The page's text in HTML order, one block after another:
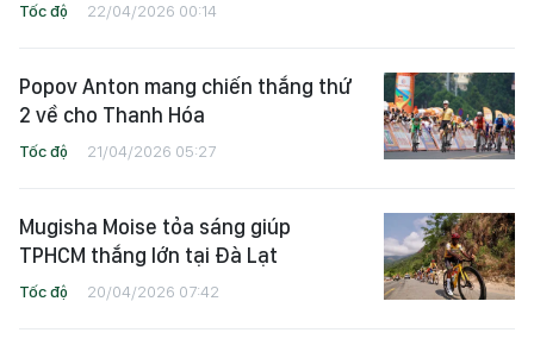
Tốc độ 22/04/2026 00:14
Popov Anton mang chiến thắng thứ
2 về cho Thanh Hóa
Tốc độ 21/04/2026 05:27
Mugisha Moise tỏa sáng giúp
TPHCM thắng lớn tại Đà Lạt
Tốc độ 20/04/2026 07:42